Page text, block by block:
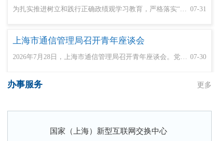
07-31
为扎实推进树立和践行正确政绩观学习教育，严格落实“四下基层”工作部署，持续深化政企党建联建，近日，上海市通信管理局机关第二党支部联合中国移动上海公司宝山分公司网络部党支部，共同开展“党建联建聚合力 政企同心践初心”联学共建主题党日活动。局党组成员、副局长贺丰出席，局机关第二党支部全体党员参加。宝山区通信管理办公室各成员单位党员代表列席。
上海市通信管理局召开青年座谈会
07-30
2026年7月28日，上海市通信管理局召开青年座谈会。党组书记、局长高炬出席会议并讲话。局党组成员、纪检组长谭绫，局机关党委、人事处、团委负责同志及局系统青年同志代表参加会议。会议集中学习习近平总书记在庆祝中国共产党成立105周年大会上的重要讲话及在2026世界人工智能大会暨人工智能全球治理高级别会议开幕式上的主旨讲话精神，传达学习全国工业和信息化主管部门负责同志座谈会和十二届上海市委九次全会精神。
办事服务 更多
国家（上海）新型互联网交换中心